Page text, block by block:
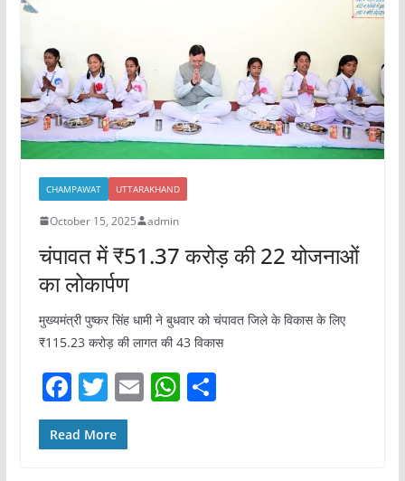
CHAMPAWAT UTTARAKHAND
October 15, 2025 admin
चंपावत में ₹51.37 करोड़ की 22 योजनाओं
का लोकार्पण
मुख्यमंत्री पुष्कर सिंह धामी ने बुधवार को चंपावत जिले के विकास के लिए
₹115.23 करोड़ की लागत की 43 विकास
F
a
c
T
w
itt
E W S
Read More